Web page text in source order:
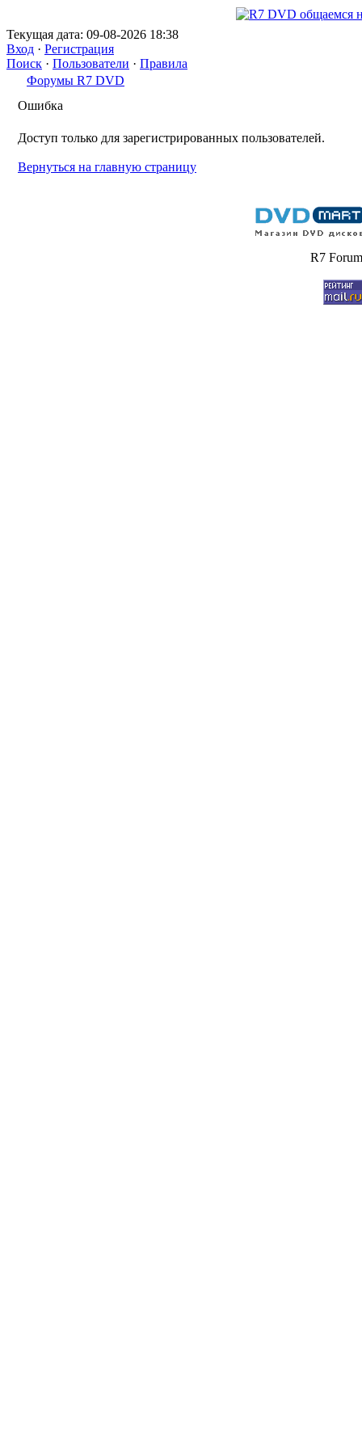
Текущая дата: 09-08-2026 18:38
Вход · Регистрация
Поиск · Пользователи · Правила
Форумы R7 DVD
Ошибка
Доступ только для зарегистрированных пользователей.
Вернуться на главную страницу
R7